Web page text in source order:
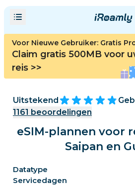
Voor Nieuwe Gebruiker: Gratis
Claim gratis 500MB voor
reis >>
Uitstekend
1161 beoordelingen
eSIM-plannen voor
Saipan en
Datatype
Servicedagen